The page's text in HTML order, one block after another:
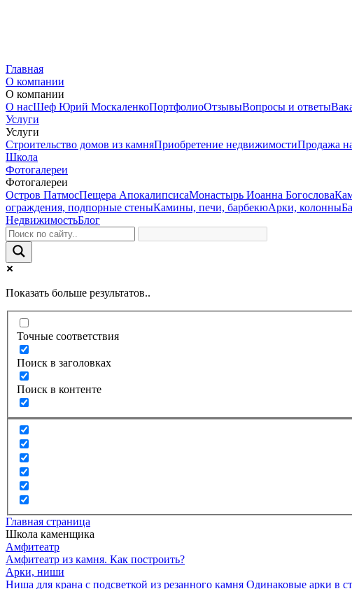
Главная
О компании
О компании
О насШеф Юрий МоскаленкоПортфолиоОтзывыВопросы и ответы
Услуги
Услуги
Строительство домов из камняПриобретение недвижимостиПродажа
Школа
Фотогалереи
Фотогалереи
Остров ПатмосПещера АпокалипсисаМонастырь Иоанна Богослова
ограждения, подпорные стеныКамины, печи, барбекюАрки, колонны
НедвижимостьБлог
Показать больше результатов..
Точные соответствия
Поиск в заголовках
Поиск в контенте
Главная страница
Школа каменщика
Амфитеатр
Амфитеатр из камня. Как построить?
Арки, ниши
Ниша для крана с подсветкой из резанного камня Одинаковые арки в